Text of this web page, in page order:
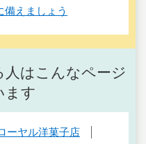
備えましょう
はこんなページ
ます
ーヤル洋菓子店